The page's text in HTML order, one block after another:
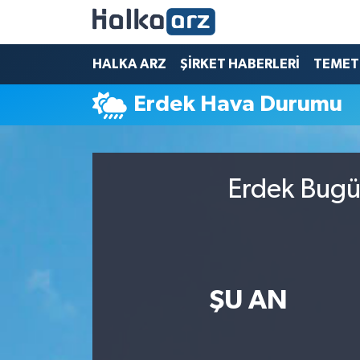
HALKA ARZ ŞİRKET HABERLERİ
Erdek Hava Durumu
Erdek
ŞU AN
HALKA ARZ
SERMAYE ARTIRIMI